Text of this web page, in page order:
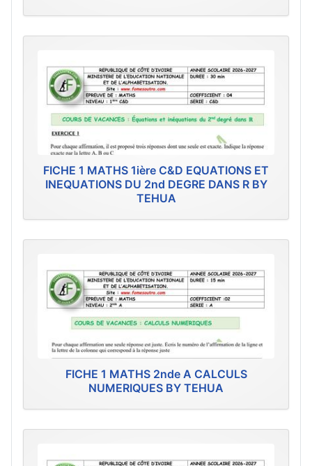
FICHE 1 MATHS 1ière C&D EQUATIONS ET
INEQUATIONS DU 2nd DEGRE DANS R BY
TEHUA
FICHE 1 MATHS 2nde A CALCULS
NUMERIQUES BY TEHUA